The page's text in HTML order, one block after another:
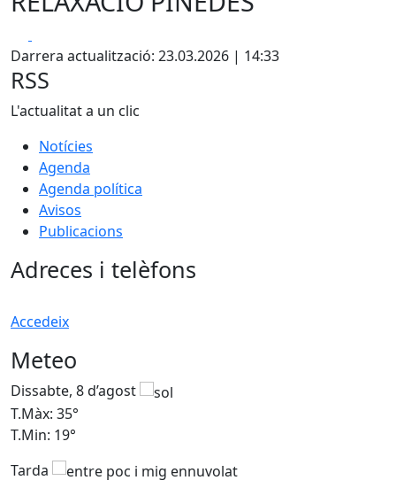
Darrera actualització: 23.03.2026 | 14:33
RSS
L'actualitat a un clic
Notícies
Agenda
Agenda política
Avisos
Publicacions
Adreces i telèfons
Accedeix
Meteo
Dissabte, 8 d’agost
T.Màx: 35°
T.Min: 19°
Tarda